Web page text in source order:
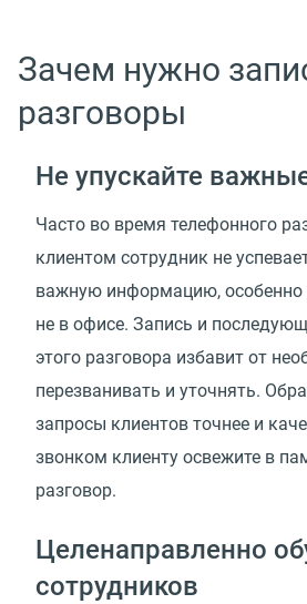
Зачем нужно
разговоры
Не упускайте
Часто во время телефонного
клиентом сотрудник не
важную информацию, особенно
не в офисе. Запись и
этого разговора избавит от
перезванивать и уточнять.
запросы клиентов точнее и
звонком клиенту освежите в
разговор.
Целенаправленно
сотрудников